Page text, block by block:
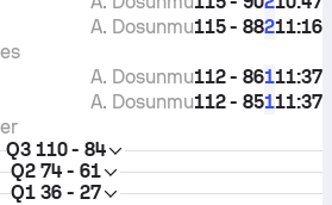
11:16
2
115 - 88
A. Dosunmu
11:37
1
112 - 86
A. Dosunmu
11:37
1
112 - 85
A. Dosunmu
Q3 110 - 84
Q2 74 - 61
Q1 36 - 27